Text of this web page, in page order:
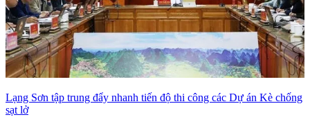
Lạng Sơn tập trung đẩy nhanh tiến độ thi công các Dự án Kè chống
sạt lở